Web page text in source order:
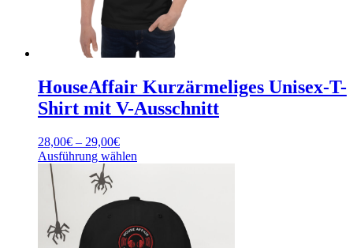
Produktseite
gewählt
werden
HouseAffair Kurzärmeliges Unisex-T-
Shirt mit V-Ausschnitt
28,00€ – 29,00€Preisspanne:
28,00€
Ausführung wählen
mehrere
Varianten
auf.
Die